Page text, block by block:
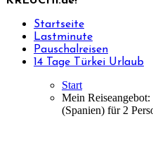
Startseite
Lastminute
Pauschalreisen
14 Tage Türkei Urlaub
Start
Mein
(Spanien) für 2